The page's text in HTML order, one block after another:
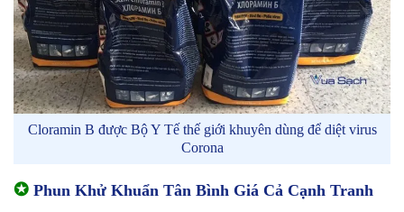
Cloramin B được Bộ Y Tế thế giới khuyên dùng để diệt virus
Corona
✪ Phun Khử Khuẩn Tân Bình Giá Cả Cạnh Tranh